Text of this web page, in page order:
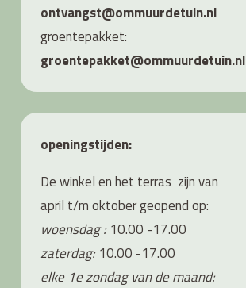
ontvangst@ommuurdetuin.nl
groentepakket:
groentepakket@ommuurdetuin.nl
openingstijden:
De winkel en het terras zijn van
april t/m oktober geopend op:
woensdag :10.00 -17.00
zaterdag: 10.00 -17.00
elke 1e zondag van de maand: